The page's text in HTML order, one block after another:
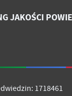
JAKOŚCI
1718461